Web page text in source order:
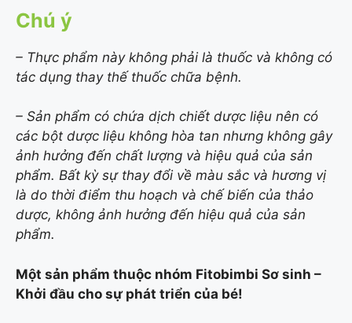
Chú ý
– Thực phẩm này không phải là thuốc và không có
tác dụng thay thế thuốc chữa bệnh.
– Sản phẩm có chứa dịch chiết dược liệu nên có
các bột dược liệu không hòa tan nhưng không gây
ảnh hưởng đến chất lượng và hiệu quả của sản
phẩm. Bất kỳ sự thay đổi về màu sắc và hương vị
là do thời điểm thu hoạch và chế biến của thảo
dược, không ảnh hưởng đến hiệu quả của sản
phẩm.
Một sản phẩm thuộc nhóm Fitobimbi Sơ sinh –
Khởi đầu cho sự phát triển của bé!